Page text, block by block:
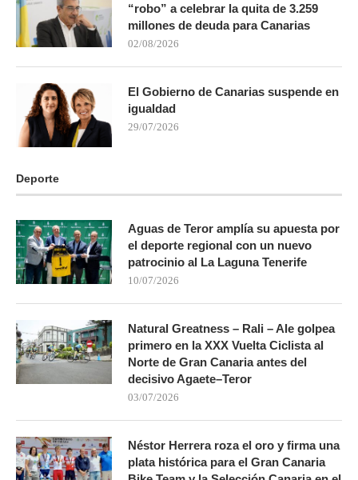
“robo” a celebrar la quita de 3.259
millones de deuda para Canarias
02/08/2026
El Gobierno de Canarias suspende en
igualdad
29/07/2026
Deporte
Aguas de Teror amplía su apuesta por
el deporte regional con un nuevo
patrocinio al La Laguna Tenerife
10/07/2026
Natural Greatness – Rali – Ale golpea
primero en la XXX Vuelta Ciclista al
Norte de Gran Canaria antes del
decisivo Agaete–Teror
03/07/2026
Néstor Herrera roza el oro y firma una
plata histórica para el Gran Canaria